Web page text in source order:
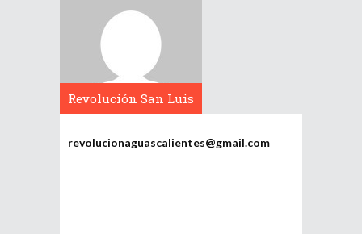
Revolución San Luis
revolucionaguascalientes@gmail.com